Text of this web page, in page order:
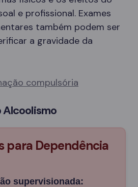
e profissional. Exames
também podem ser
a gravidade da
compulsória
para Dependência
supervisionada: